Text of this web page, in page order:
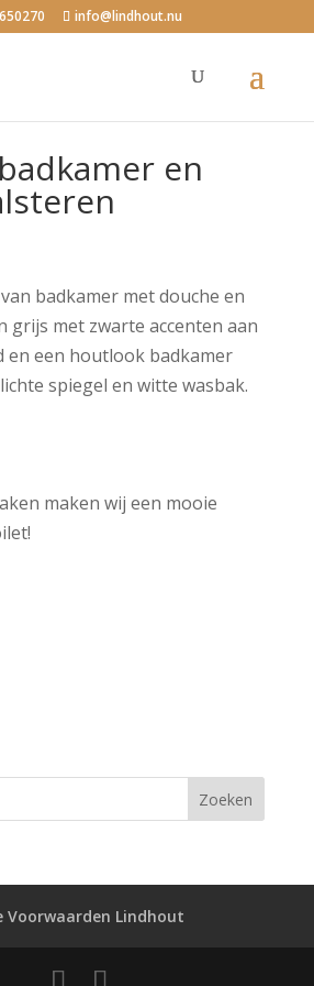
info@lindhout.nu
en
maken wij een mooie
Voorwaarden Lindhout